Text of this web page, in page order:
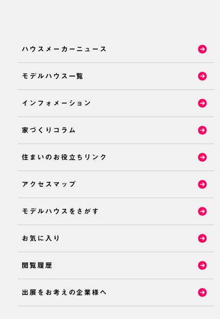
ハウスメーカーニュース
モデルハウス一覧
インフォメーション
家づくりコラム
住まいのお役立ちリンク
アクセスマップ
モデルハウスをさがす
お気に入り
閲覧履歴
出展をお考えの企業様へ